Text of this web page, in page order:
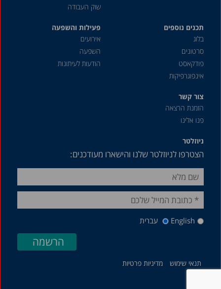
שוק העבודה
תכנים נוספים
בלוג
סרטונים
פודקאסט
אינפוגרפיקות
פעילות והשפעה
אירועים
השפעה
הודעות לעיתונות
צור קשר
הזמנת הרצאה
פנו אלינו
ניוזלטר
הצטרפו לניוזלטר שלנו והישארו מעודכנים:
English עברית
תנאי שימוש מדיניות פרטיות